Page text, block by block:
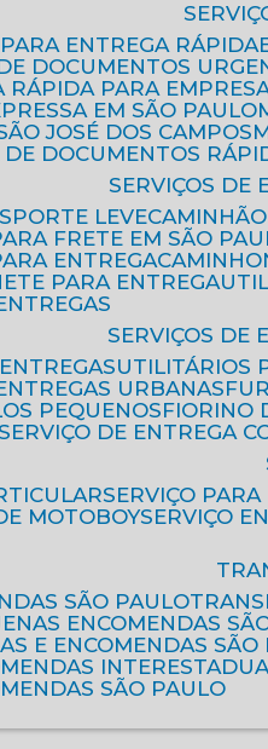
PARA ENTREGA RÁPIDA
DOCUMENTOS
RÁPIDA PARA
EM SÃO PAULO
JOSÉ DOS CAMPOS
DE DOCUMENTOS
SERVIÇOS
LEVE
FRETE EM SÃO
ENTREGA
PARA ENTREGA
SERVIÇOS
URBANAS
PEQUENOS
SERVIÇO DE ENTREGA
SERVIÇO
MOTOBOY
SERVIÇO
SÃO PAULO
ENCOMENDAS
E ENCOMENDAS SÃO
SÃO PAULO